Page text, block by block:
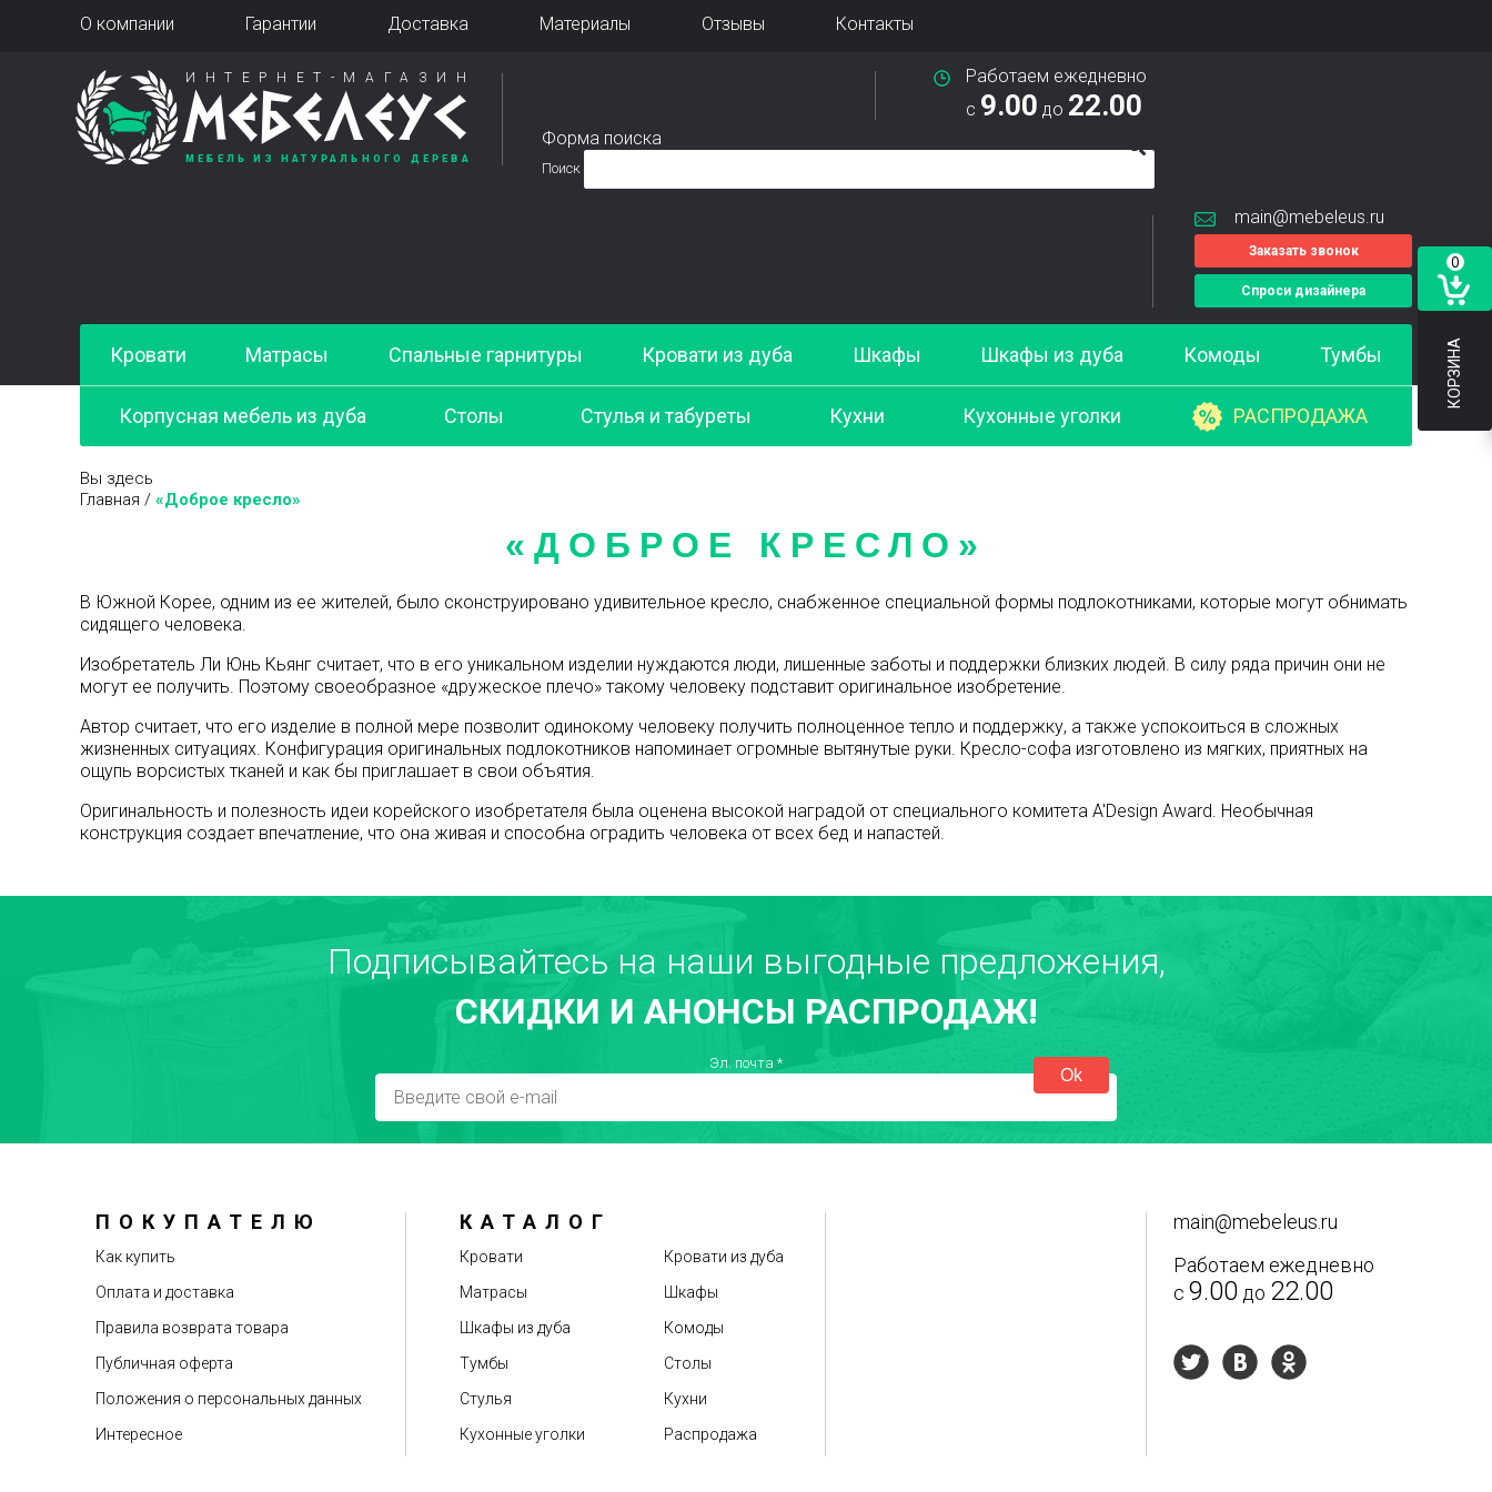
О компании Гарантии Доставка Материалы Отзывы Контакты
ИНТЕРНЕТ-МАГАЗИН
МЕБЕЛЕУС
МЕБЕЛЬ ИЗ НАТУРАЛЬНОГО ДЕРЕВА
Работаем ежедневно
с 9.00 до 22.00
Форма поиска
Поиск
main@mebeleus.ru
Заказать звонок
Спроси дизайнера
Кровати Матрасы Спальные гарнитуры Кровати из дуба Шкафы Шкафы из дуба Комоды Тумбы
Корпусная мебель из дуба Столы Стулья и табуреты Кухни Кухонные уголки РАСПРОДАЖА
Вы здесь
Главная / «Доброе кресло»
«ДОБРОЕ КРЕСЛО»
В Южной Корее, одним из ее жителей, было сконструировано удивительное кресло, снабженное специальной формы подлокотниками, которые могут обнимать
сидящего человека.
Изобретатель Ли Юнь Кьянг считает, что в его уникальном изделии нуждаются люди, лишенные заботы и поддержки близких людей. В силу ряда причин они не
могут ее получить. Поэтому своеобразное «дружеское плечо» такому человеку подставит оригинальное изобретение.
Автор считает, что его изделие в полной мере позволит одинокому человеку получить полноценное тепло и поддержку, а также успокоиться в сложных
жизненных ситуациях. Конфигурация оригинальных подлокотников напоминает огромные вытянутые руки. Кресло-софа изготовлено из мягких, приятных на
ощупь ворсистых тканей и как бы приглашает в свои объятия.
Оригинальность и полезность идеи корейского изобретателя была оценена высокой наградой от специального комитета A'Design Award. Необычная
конструкция создает впечатление, что она живая и способна оградить человека от всех бед и напастей.
Подписывайтесь на наши выгодные предложения,
СКИДКИ И АНОНСЫ РАСПРОДАЖ!
Эл. почта *
ПОКУПАТЕЛЮ
Как купить
Оплата и доставка
Правила возврата товара
Публичная оферта
Положения о персональных данных
Интересное
КАТАЛОГ
Кровати
Кровати из дуба
Матрасы
Шкафы
Шкафы из дуба
Комоды
Тумбы
Столы
Стулья
Кухни
Кухонные уголки
Распродажа
main@mebeleus.ru
Работаем ежедневно
с 9.00 до 22.00
0
КОРЗИНА